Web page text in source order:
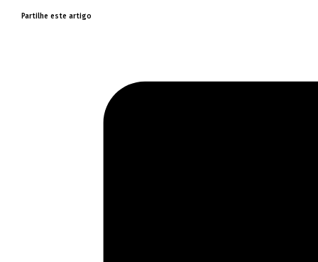
Partilhe este artigo